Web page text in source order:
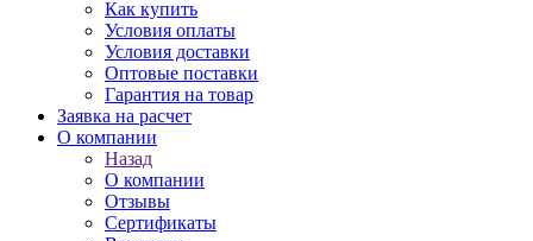
Как купить
Условия оплаты
Условия доставки
Оптовые поставки
Гарантия на товар
Заявка на расчет
О компании
Назад
О компании
Отзывы
Сертификаты